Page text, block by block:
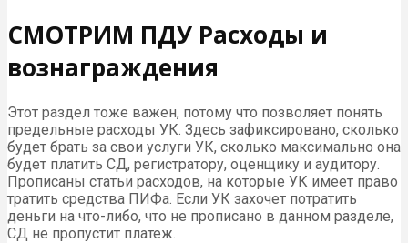
СМОТРИМ ПДУ Расходы и
вознаграждения
Этот раздел тоже важен, потому что позволяет понять
предельные расходы УК. Здесь зафиксировано, сколько
будет брать за свои услуги УК, сколько максимально она
будет платить СД, регистратору, оценщику и аудитору.
Прописаны статьи расходов, на которые УК имеет право
тратить средства ПИФа. Если УК захочет потратить
деньги на что-либо, что не прописано в данном разделе,
СД не пропустит платеж.